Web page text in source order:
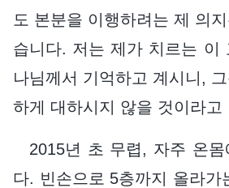
도 본분을 이행하려는 제 의
습니다. 저는 제가 치르는 이
나님께서 기억하고 계시니,
하게 대하시지 않을 것이라고
2015년 초 무렵, 자주 온몸
다. 빈손으로 5층까지 올라가